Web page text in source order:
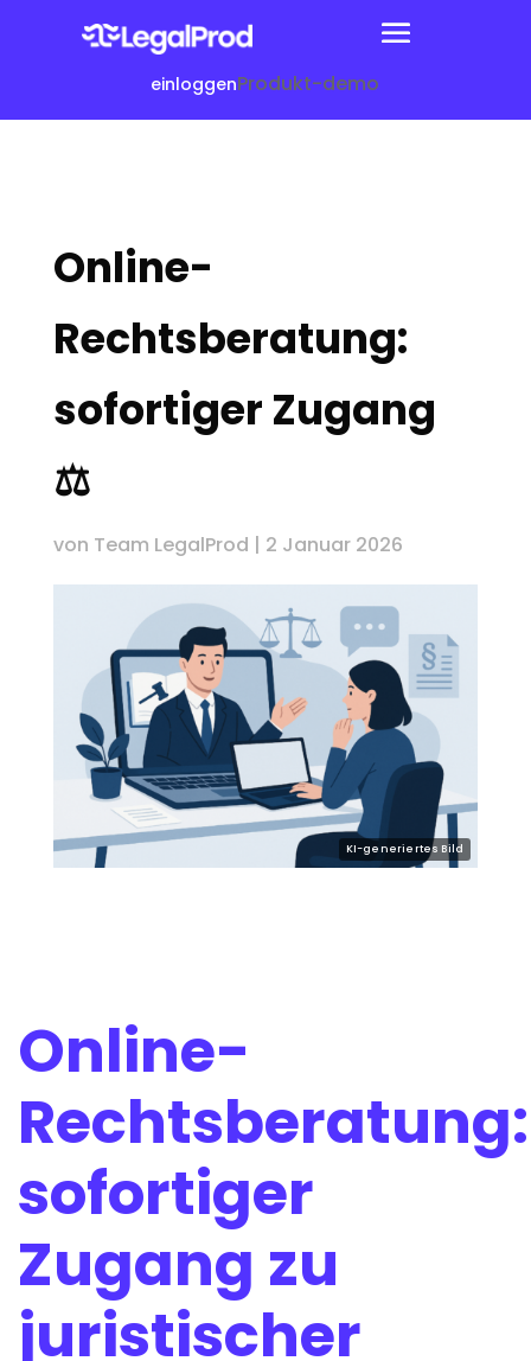
einloggenProdukt-demo
Online-
Rechtsberatung:
sofortiger Zugang
⚖️
von Team LegalProd | 2 Januar 2026
Online-
Rechtsberatung:
sofortiger
Zugang zu
juristischer